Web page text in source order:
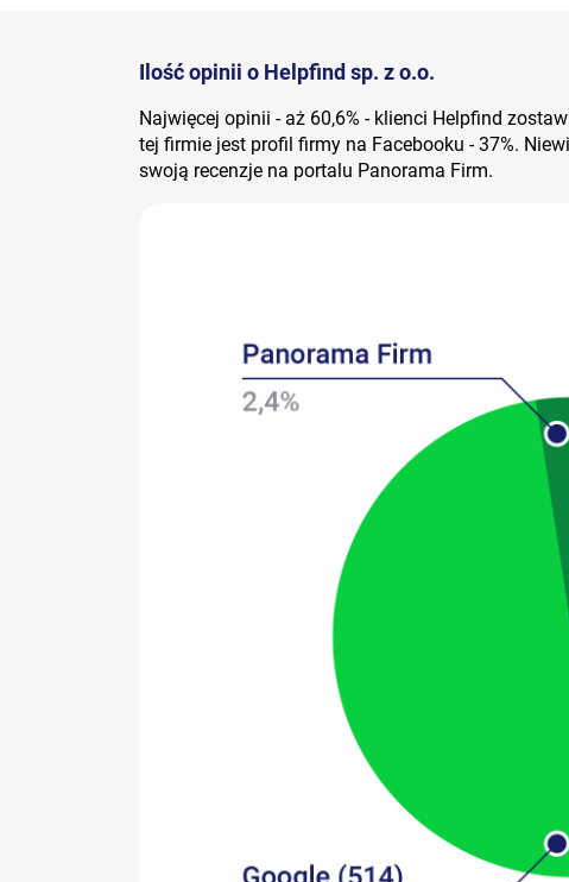
Ilość opinii o Helpfind sp. z o.o.
Najwięcej opinii - aż 60,6% - klienci Helpfind
tej firmie jest profil firmy na Facebooku - 37%.
swoją recenzje na portalu Panorama Firm.